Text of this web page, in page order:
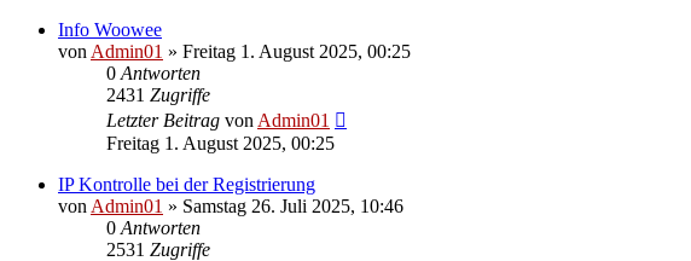
Info Woowee
von Admin01 » Freitag 1. August 2025, 00:25
0 Antworten
2431 Zugriffe
Letzter Beitrag von Admin01
Freitag 1. August 2025, 00:25
IP Kontrolle bei der Registrierung
von Admin01 » Samstag 26. Juli 2025, 10:46
0 Antworten
2531 Zugriffe